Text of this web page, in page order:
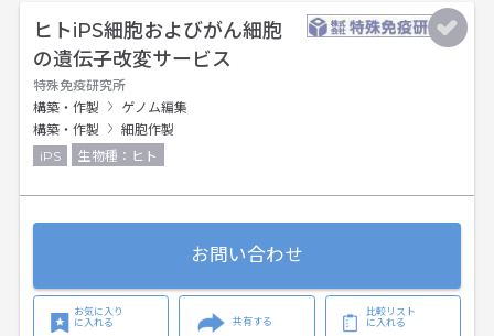
ヒトiPS細胞およびがん細胞
の遺伝子改変サービス
特殊免疫研究所
構築・作製
ゲノム編集
構築・作製
細胞作製
iPS
生物種：ヒト
お問い合わせ
お気に入り
に入れる
共有する
比較リスト
に入れる